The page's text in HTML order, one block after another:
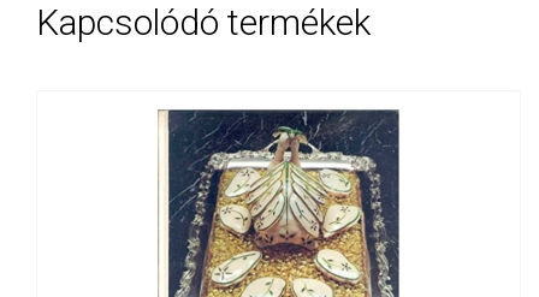
Kapcsolódó termékek